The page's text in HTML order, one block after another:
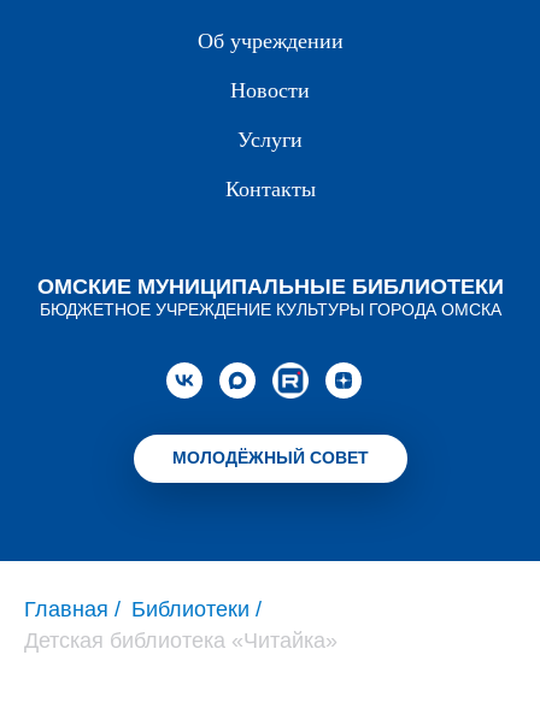
Об учреждении
Новости
Услуги
Контакты
ОМСКИЕ МУНИЦИПАЛЬНЫЕ БИБЛИОТЕКИ
БЮДЖЕТНОЕ УЧРЕЖДЕНИЕ КУЛЬТУРЫ ГОРОДА ОМСКА
МОЛОДЁЖНЫЙ СОВЕТ
Главная / Библиотеки /
Детская библиотека «Читайка»